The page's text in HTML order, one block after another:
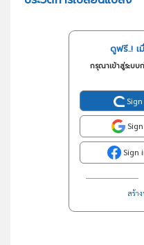
ดูฟรี..! เ
กรุณาเข้าสู่ระบบ
Sign
สร้า